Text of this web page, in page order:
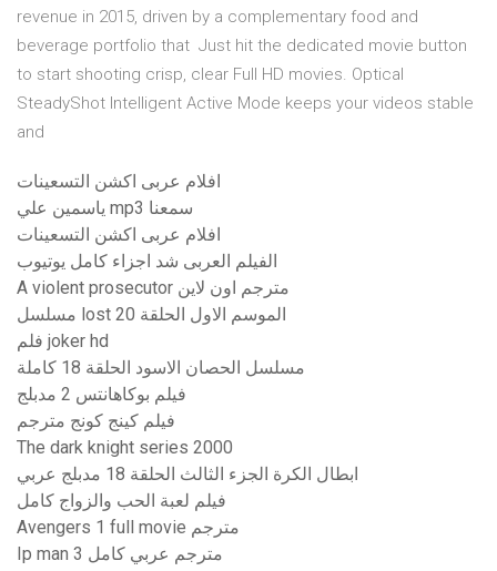
revenue in 2015, driven by a complementary food and
beverage portfolio that Just hit the dedicated movie button
to start shooting crisp, clear Full HD movies. Optical
SteadyShot Intelligent Active Mode keeps your videos stable
and
افلام عربى اكشن التسعينات
ياسمين علي mp3 سمعنا
افلام عربى اكشن التسعينات
الفيلم العربى شد اجزاء كامل يوتيوب
A violent prosecutor مترجم اون لاين
مسلسل lost الموسم الاول الحلقة 20
فلم joker hd
مسلسل الحصان الاسود الحلقة 18 كاملة
فيلم بوكاهانتس 2 مدبلج
فيلم كينج كونج مترجم
The dark knight series 2000
ابطال الكرة الجزء الثالث الحلقة 18 مدبلج عربي
فيلم لعبة الحب والزواج كامل
Avengers 1 full movie مترجم
Ip man 3 مترجم عربي كامل